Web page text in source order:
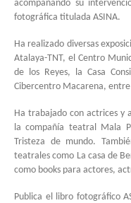
acompañando su
fotográfica titulada ASINA.
Ha realizado diversas
Atalaya-TNT, el Centro
de los Reyes, la Casa
Cibercentro Macarena,
Ha trabajado con actrices y
la compañía teatral Mala
Tristeza de mundo.
teatrales como La casa de
como books para actores,
Publica el libro fotográfico